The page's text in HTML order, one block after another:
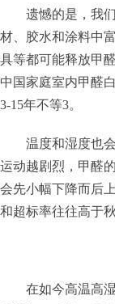
遗憾的是，我
材、胶水和涂料中
具等都可能释放甲
中国家庭室内甲醛
3-15年不等3。
温度和湿度也
运动越剧烈，甲醛
会先小幅下降而后
和超标率往往高于秋
在如今高温高